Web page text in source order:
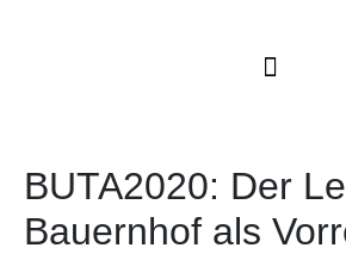
BUTA2020: Der
Bauernhof als